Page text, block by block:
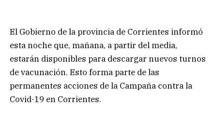
El Gobierno de la provincia de Corrientes informó
esta noche que, mañana, a partir del media,
estarán disponibles para descargar nuevos turnos
de vacunación. Esto forma parte de las
permanentes acciones de la Campaña contra la
Covid-19 en Corrientes.